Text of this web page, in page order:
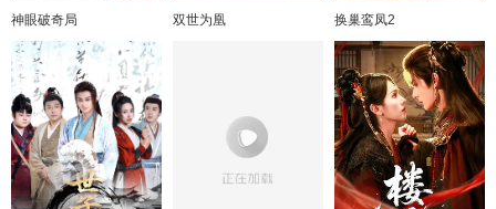
神眼破奇局 双世为凰 换巢鸾凤2